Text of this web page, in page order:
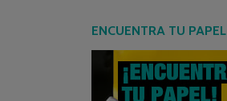
ENCUENTRA TU PAPEL